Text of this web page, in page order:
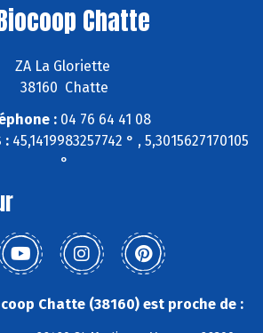
Chatte
ZA La Gloriette
38160 Chatte
:04 76 64 41 08
: 45,1419983257742 ° , 5,3015627170105
°
Chatte (38160) est proche de :